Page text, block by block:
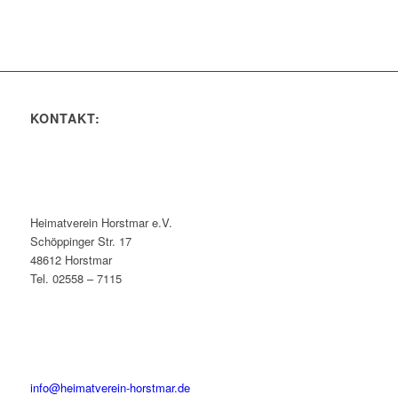
KONTAKT:
Heimatverein Horstmar e.V.
Schöppinger Str. 17
48612 Horstmar
Tel. 02558 – 7115
info@heimatverein-horstmar.de